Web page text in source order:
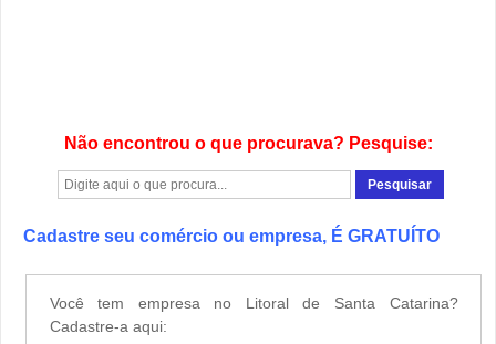
Não encontrou o que procurava? Pesquise:
Cadastre seu comércio ou empresa, É GRATUÍTO
Você tem empresa no Litoral de Santa Catarina?
Cadastre-a aqui: